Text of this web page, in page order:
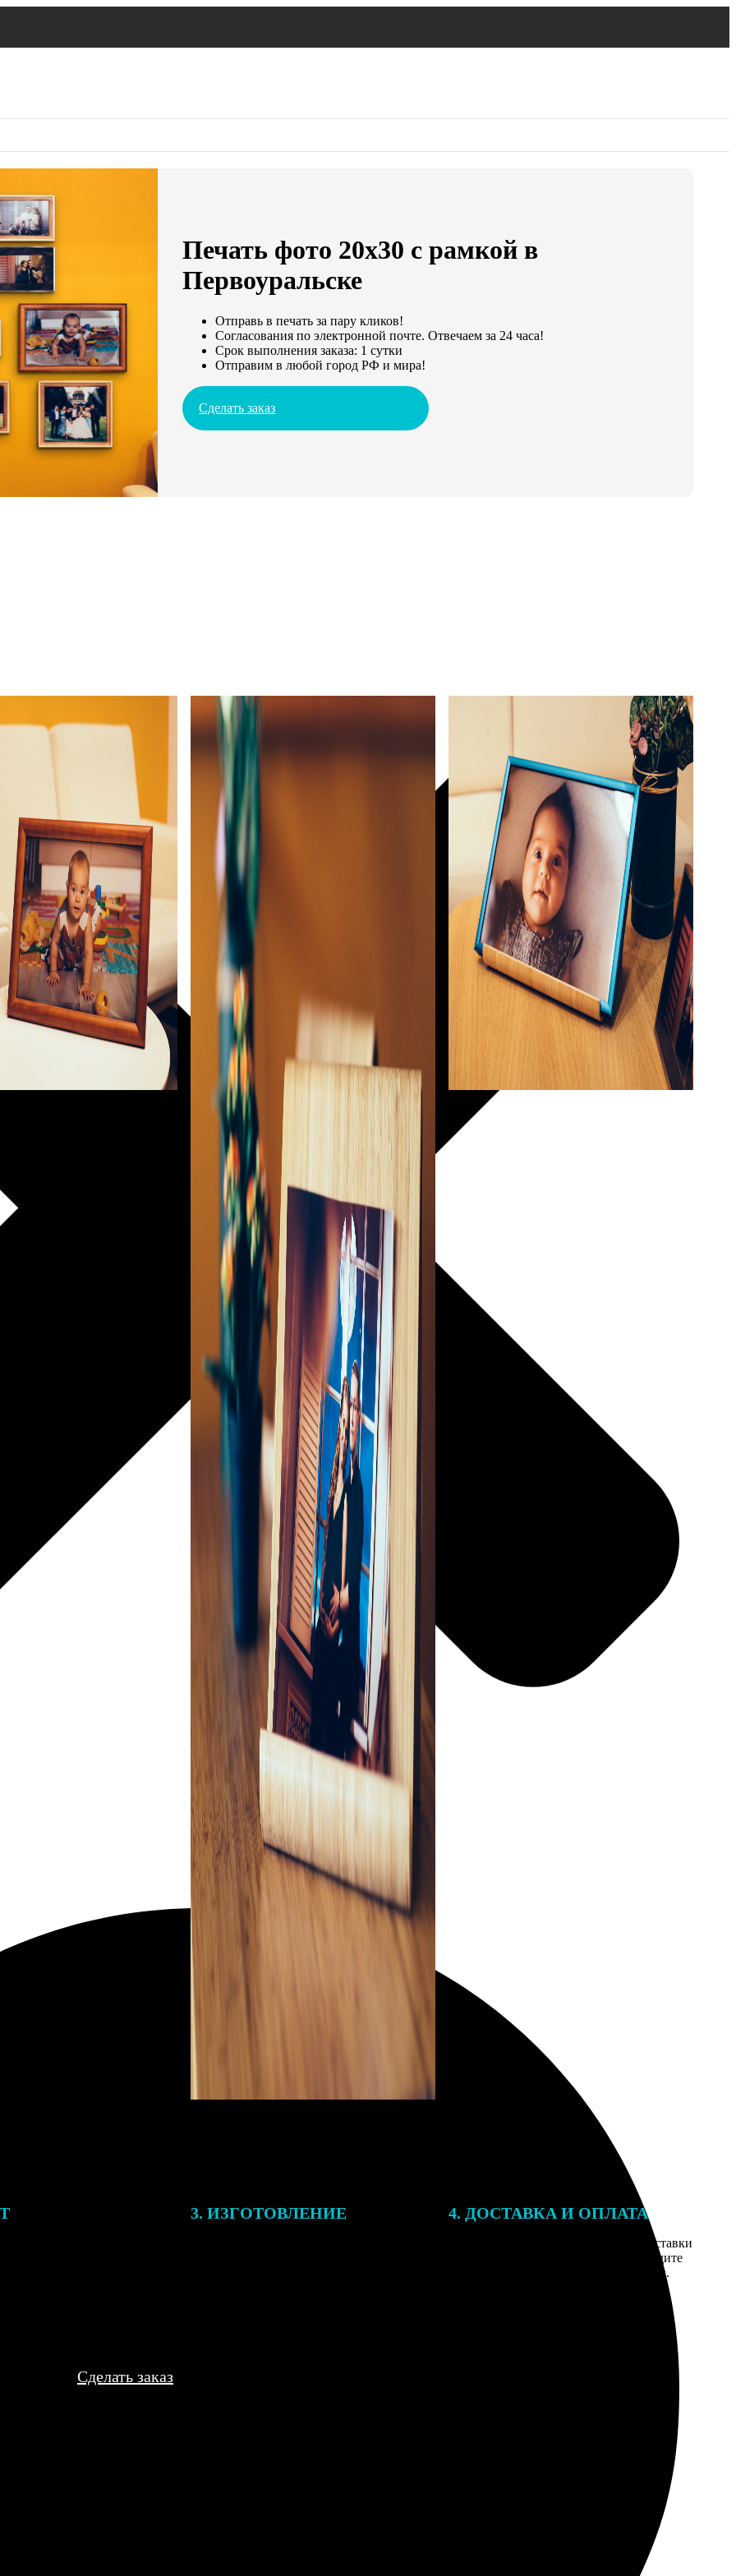
Печать фото 20х30 с рамкой в
Первоуральске
Отправь в печать за пару кликов!
Согласования по электронной почте. Отвечаем за 24 часа!
Срок выполнения заказа: 1 сутки
Отправим в любой город РФ и мира!
Сделать заказ
3. ИЗГОТОВЛЕНИЕ 4. ДОСТАВКА И ОПЛАТА
Введите адрес и выберите способ доставки
заказа. Если у вас есть промокод, введите
его в специальное поле для промокода.
Сделать заказ
простенькие, пластиковые, но за свои деньги вполне нормально. На стену в офисе повесил, коллеги одобрили.